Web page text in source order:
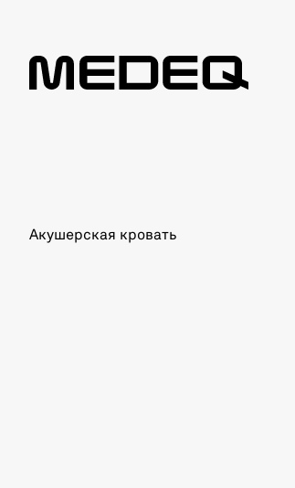
Акушерская кровать